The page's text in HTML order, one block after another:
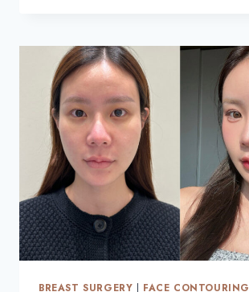
NASE
UND
KINNKORREKTUR
BEI
THEPLUS
BREAST SURGERY | FACE CONTOURING